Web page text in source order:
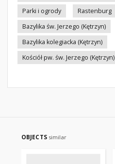
Parki i ogrody
Rastenburg
Bazylika św. Jerzego (Kętrzyn)
Bazylika kolegiacka (Kętrzyn)
Kościół pw. św. Jerzego (Kętrzyn)
OBJECTS similar